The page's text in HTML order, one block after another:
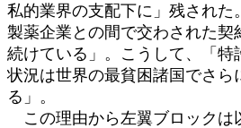
私的業界の支配下に」残された
製薬企業との間で交わされた契
続けている」。こうして、「特
状況は世界の最貧困諸国でさら
る」。
この理由から左翼ブロックは